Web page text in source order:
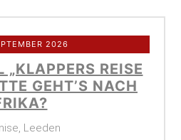
2026
„KLAPPERS REISE
GEHT’S NACH
Leeden